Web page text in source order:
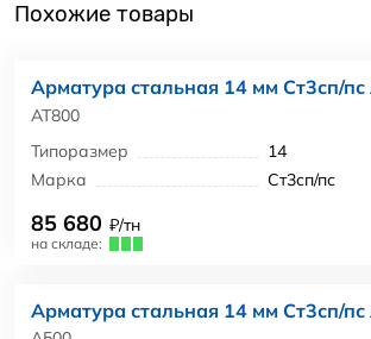
Похожие товары
Арматура стальная 14 мм Ст3сп/
АТ800
Типоразмер
14
Марка
Ст3сп/пс
85 680 ₽/тн
на складе:
Арматура стальная 14 мм Ст3сп/